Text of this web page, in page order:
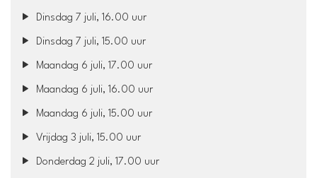
Dinsdag 7 juli, 16.00 uur
Dinsdag 7 juli, 15.00 uur
Maandag 6 juli, 17.00 uur
Maandag 6 juli, 16.00 uur
Maandag 6 juli, 15.00 uur
Vrijdag 3 juli, 15.00 uur
Donderdag 2 juli, 17.00 uur